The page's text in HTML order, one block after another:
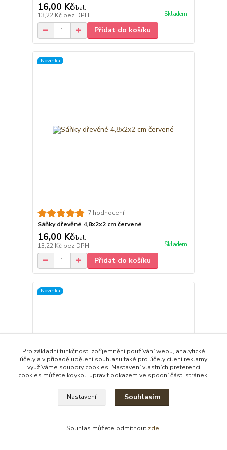
16,00 Kč/bal.
13,22 Kč bez DPH Skladem
Přidat do košíku
Novinka
7 hodnocení
Sáňky dřevěné 4,8x2x2 cm červené
16,00 Kč/bal.
13,22 Kč bez DPH Skladem
Přidat do košíku
Novinka
Pro základní funkčnost, zpříjemnění používání webu, analytické
účely a v případě udělení souhlasu také pro účely cílení reklamy
využíváme soubory cookies. Nastavení vlastních preferencí
cookies můžete kdykoli upravit odkazem ve spodní části stránek.
Nastavení Souhlasím
Souhlas můžete odmítnout zde.